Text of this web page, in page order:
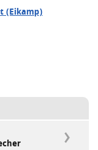
(Eikamp)